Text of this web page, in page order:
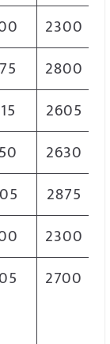
2300
2800
2605
2630
2875
2300
2700